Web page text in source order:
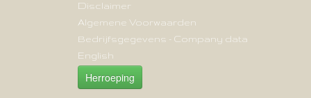
Disclaimer
Algemene Voorwaarden
Bedrijfsgegevens - Company data
English
Herroeping